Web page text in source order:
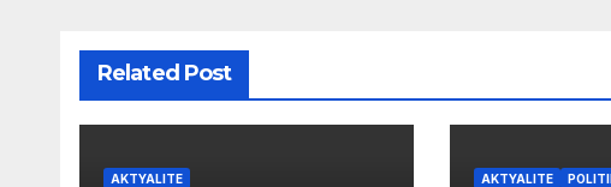
Related Post
AKTYALITE AKTYALITE